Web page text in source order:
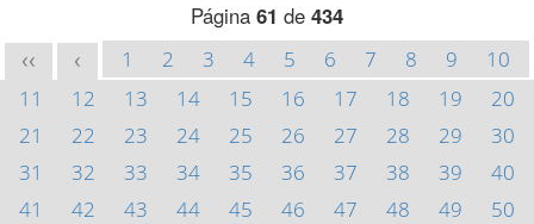
Página 61 de 434
<< < 1 2 3 4 5 6 7 8 9
10
11
12 13 14 15 16 17 18 19
20
21
22 23 24 25 26 27 28 29
30
31
32 33 34 35 36 37 38 39
40
41
42 43 44 45 46 47 48 49
50